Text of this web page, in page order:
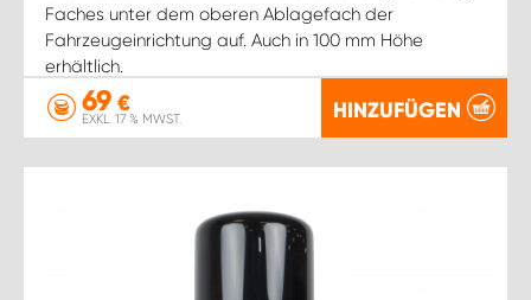
Faches unter dem oberen Ablagefach der
Fahrzeugeinrichtung auf. Auch in 100 mm Höhe
erhältlich.
69 €
EXKL. 17 % MWST. HINZUFÜGEN